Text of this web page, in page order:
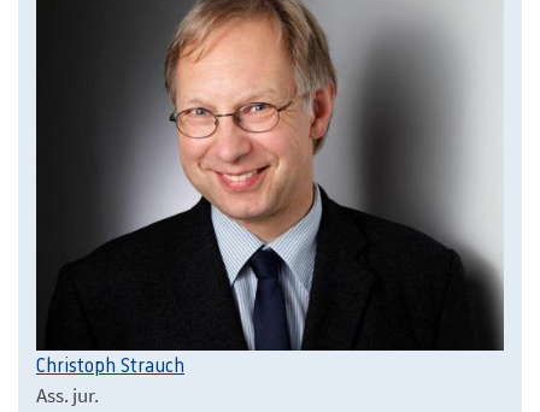
Christoph Strauch
Ass. jur.